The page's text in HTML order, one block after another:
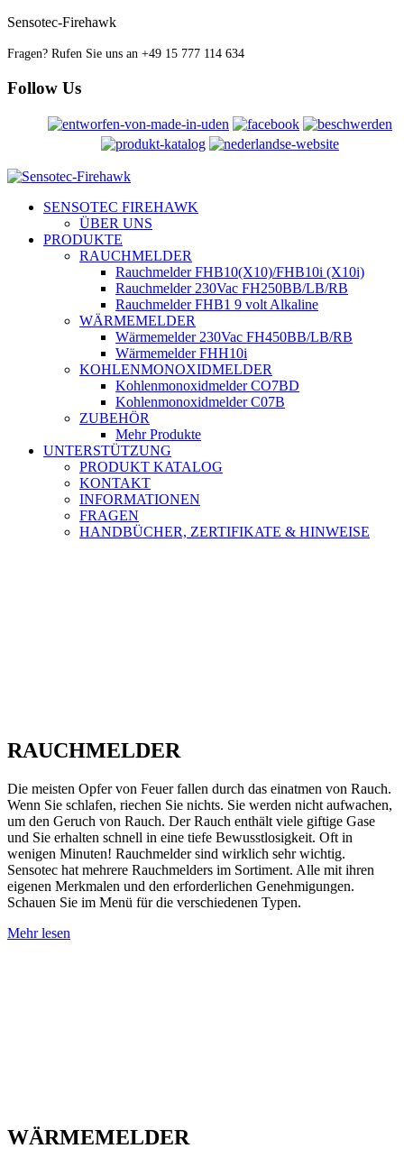
Sensotec-Firehawk
Fragen? Rufen Sie uns an +49 15 777 114 634
Follow Us
SENSOTEC FIREHAWK
ÜBER UNS
PRODUKTE
RAUCHMELDER
Rauchmelder FHB10(X10)/FHB10i (X10i)
Rauchmelder 230Vac FH250BB/LB/RB
Rauchmelder FHB1 9 volt Alkaline
WÄRMEMELDER
Wärmemelder 230Vac FH450BB/LB/RB
Wärmemelder FHH10i
KOHLENMONOXIDMELDER
Kohlenmonoxidmelder CO7BD
Kohlenmonoxidmelder C07B
ZUBEHÖR
Mehr Produkte
UNTERSTÜTZUNG
PRODUKT KATALOG
KONTAKT
INFORMATIONEN
FRAGEN
HANDBÜCHER, ZERTIFIKATE & HINWEISE
RAUCHMELDER
Die meisten Opfer von Feuer fallen durch das einatmen von Rauch.
Wenn Sie schlafen, riechen Sie nichts. Sie werden nicht aufwachen,
um den Geruch von Rauch. Der Rauch enthält viele giftige Gase
und Sie erhalten schnell in eine tiefe Bewusstlosigkeit. Oft in
wenigen Minuten! Rauchmelder sind wirklich sehr wichtig.
Sensotec hat mehrere Rauchmelders im Sortiment. Alle mit ihren
eigenen Merkmalen und den erforderlichen Genehmigungen.
Schauen Sie im Menü für die verschiedenen Typen.
Mehr lesen
WÄRMEMELDER